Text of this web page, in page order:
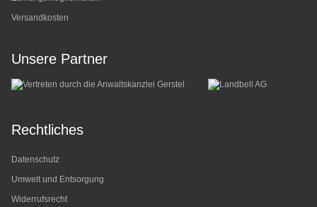
Versandkosten
Unsere Partner
Rechtliches
Datenschutz
Umwelt und Entsorgung
Widerrufsrecht